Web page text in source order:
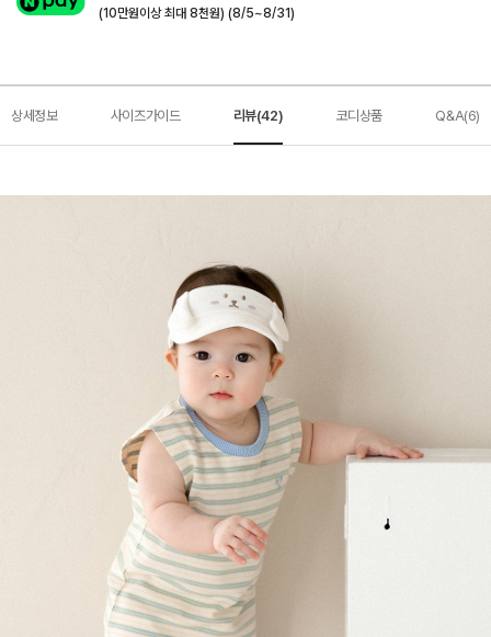
(10만원이상 최대 8천원) (8/5~8/31)
상세정보 사이즈가이드 리뷰(42) 코디상품 Q&A(6)